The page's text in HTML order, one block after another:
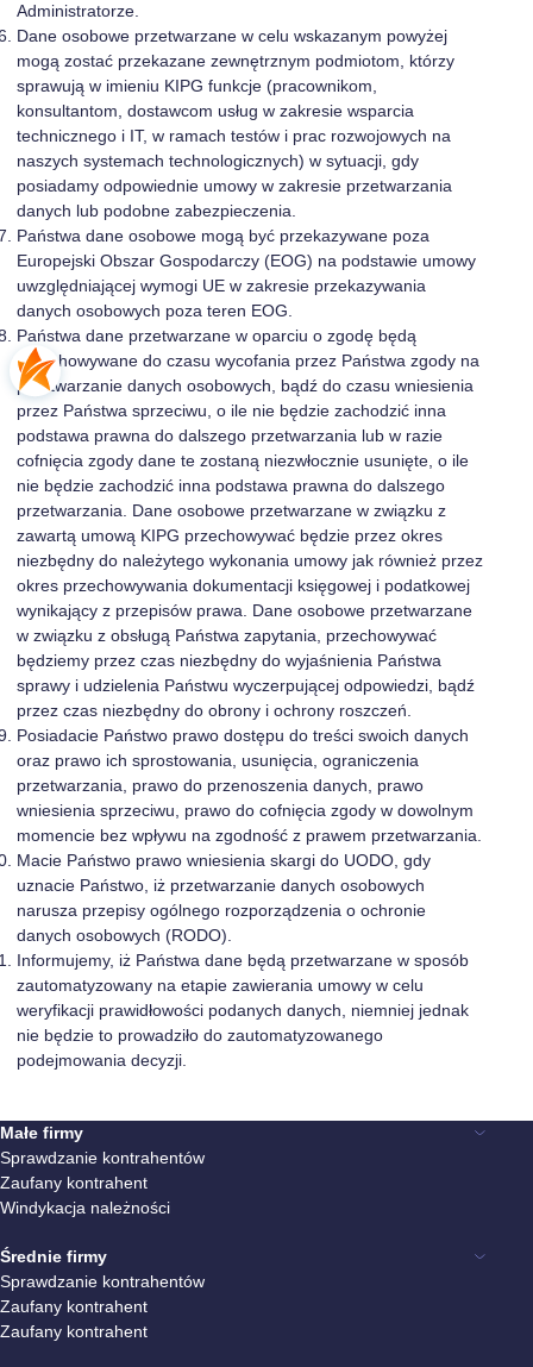
Administratorze.
Dane osobowe przetwarzane w celu wskazanym powyżej
mogą zostać przekazane zewnętrznym podmiotom, którzy
sprawują w imieniu KIPG funkcje (pracownikom,
konsultantom, dostawcom usług w zakresie wsparcia
technicznego i IT, w ramach testów i prac rozwojowych na
naszych systemach technologicznych) w sytuacji, gdy
posiadamy odpowiednie umowy w zakresie przetwarzania
danych lub podobne zabezpieczenia.
Państwa dane osobowe mogą być przekazywane poza
Europejski Obszar Gospodarczy (EOG) na podstawie umowy
uwzględniającej wymogi UE w zakresie przekazywania
danych osobowych poza teren EOG.
Państwa dane przetwarzane w oparciu o zgodę będą
przechowywane do czasu wycofania przez Państwa zgody na
przetwarzanie danych osobowych, bądź do czasu wniesienia
przez Państwa sprzeciwu, o ile nie będzie zachodzić inna
podstawa prawna do dalszego przetwarzania lub w razie
cofnięcia zgody dane te zostaną niezwłocznie usunięte, o ile
nie będzie zachodzić inna podstawa prawna do dalszego
przetwarzania. Dane osobowe przetwarzane w związku z
zawartą umową KIPG przechowywać będzie przez okres
niezbędny do należytego wykonania umowy jak również przez
okres przechowywania dokumentacji księgowej i podatkowej
wynikający z przepisów prawa. Dane osobowe przetwarzane
w związku z obsługą Państwa zapytania, przechowywać
będziemy przez czas niezbędny do wyjaśnienia Państwa
sprawy i udzielenia Państwu wyczerpującej odpowiedzi, bądź
przez czas niezbędny do obrony i ochrony roszczeń.
Posiadacie Państwo prawo dostępu do treści swoich danych
oraz prawo ich sprostowania, usunięcia, ograniczenia
przetwarzania, prawo do przenoszenia danych, prawo
wniesienia sprzeciwu, prawo do cofnięcia zgody w dowolnym
momencie bez wpływu na zgodność z prawem przetwarzania.
Macie Państwo prawo wniesienia skargi do UODO, gdy
uznacie Państwo, iż przetwarzanie danych osobowych
narusza przepisy ogólnego rozporządzenia o ochronie
danych osobowych (RODO).
Informujemy, iż Państwa dane będą przetwarzane w sposób
zautomatyzowany na etapie zawierania umowy w celu
weryfikacji prawidłowości podanych danych, niemniej jednak
nie będzie to prowadziło do zautomatyzowanego
podejmowania decyzji.
Małe firmy
Sprawdzanie kontrahentów
Zaufany kontrahent
Windykacja należności
Średnie firmy
Sprawdzanie kontrahentów
Zaufany kontrahent
Zaufany kontrahent